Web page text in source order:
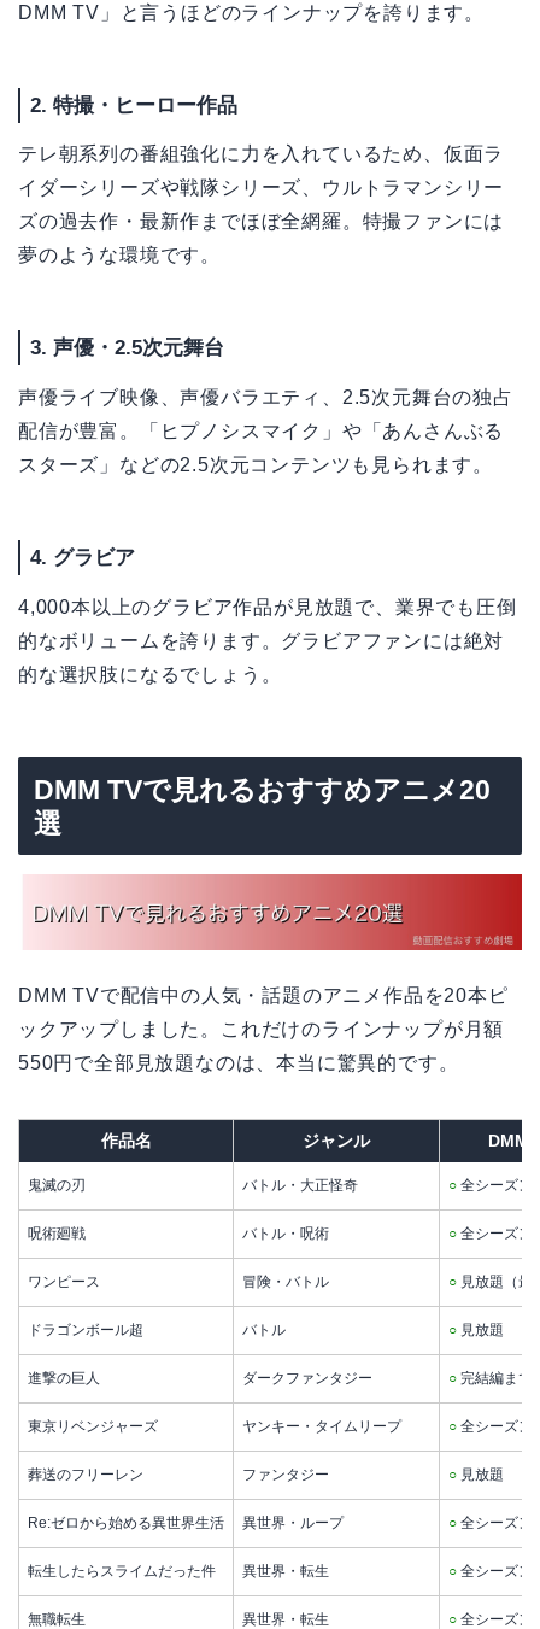
DMM TV」と言うほどのラインナップを誇ります。
2. 特撮・ヒーロー作品
テレ朝系列の番組強化に力を入れているため、仮面ラ
イダーシリーズや戦隊シリーズ、ウルトラマンシリー
ズの過去作・最新作までほぼ全網羅。特撮ファンには
夢のような環境です。
3. 声優・2.5次元舞台
声優ライブ映像、声優バラエティ、2.5次元舞台の独占
配信が豊富。「ヒプノシスマイク」や「あんさんぶる
スターズ」などの2.5次元コンテンツも見られます。
4. グラビア
4,000本以上のグラビア作品が見放題で、業界でも圧倒
的なボリュームを誇ります。グラビアファンには絶対
的な選択肢になるでしょう。
DMM TVで見れるおすすめアニメ20
選
DMM TVで配信中の人気・話題のアニメ作品を20本ピ
ックアップしました。これだけのラインナップが月額
550円で全部見放題なのは、本当に驚異的です。
作品名 ジャンル DMM
鬼滅の刃 バトル・大正怪奇 ○ 全シーズン
呪術廻戦 バトル・呪術 ○ 全シーズン
ワンピース 冒険・バトル ○ 見放題（最
ドラゴンボール超 バトル ○ 見放題
進撃の巨人 ダークファンタジー ○ 完結編まで
東京リベンジャーズ ヤンキー・タイムリープ ○ 全シーズン
葬送のフリーレン ファンタジー ○ 見放題
Re:ゼロから始める異世界生活 異世界・ループ ○ 全シーズン
転生したらスライムだった件 異世界・転生 ○ 全シーズン
無職転生 異世界・転生 ○ 全シーズン